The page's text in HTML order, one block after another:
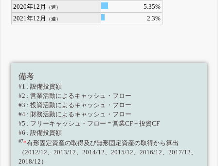
2020年12月
（連）
5.35%
2021年12月
（連） 2.3%
備考
#1 : 設備投資額
#2 : 営業活動によるキャッシュ・フロー
#3 : 投資活動によるキャッシュ・フロー
#4 : 財務活動によるキャッシュ・フロー
#5 : フリーキャッシュ・フロー = 営業CF + 投資CF
#6 : 設備投資額
#7*有形固定資産の取得及び無形固定資産の取得から算出
（2012/12、2013/12、2014/12、2015/12、2016/12、2017/12、
2018/12）